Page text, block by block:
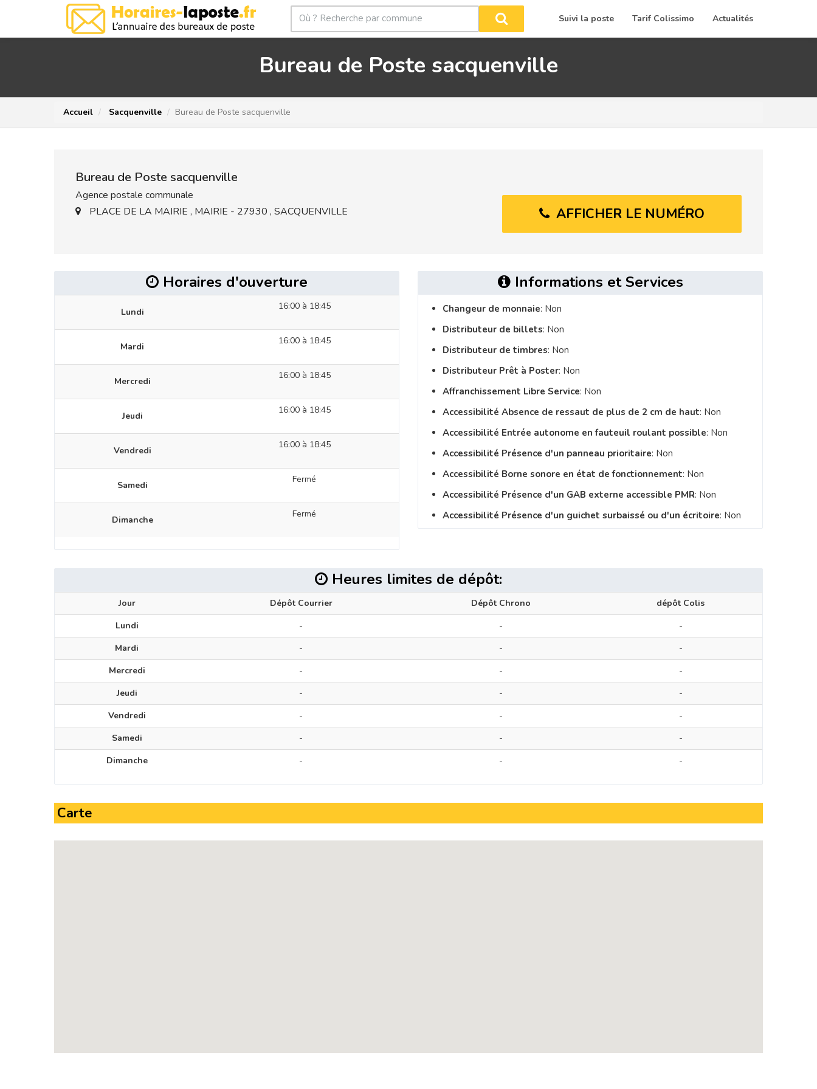
Suivi la poste Tarif Colissimo Actualités
Bureau de Poste sacquenville
Accueil Sacquenville Bureau de Poste sacquenville
Bureau de Poste sacquenville
Agence postale communale
PLACE DE LA MAIRIE , MAIRIE - 27930 , SACQUENVILLE
AFFICHER LE NUMÉRO
Horaires d'ouverture
Lundi
16:00 à 18:45
Mardi
16:00 à 18:45
Mercredi
16:00 à 18:45
Jeudi
16:00 à 18:45
Vendredi
16:00 à 18:45
Samedi
Fermé
Dimanche
Fermé
Informations et Services
Changeur de monnaie: Non
Distributeur de billets: Non
Distributeur de timbres: Non
Distributeur Prêt à Poster: Non
Affranchissement Libre Service: Non
Accessibilité Absence de ressaut de plus de 2 cm de haut: Non
Accessibilité Entrée autonome en fauteuil roulant possible: Non
Accessibilité Présence d'un panneau prioritaire: Non
Accessibilité Borne sonore en état de fonctionnement: Non
Accessibilité Présence d'un GAB externe accessible PMR: Non
Accessibilité Présence d'un guichet surbaissé ou d'un écritoire: Non
Heures limites de dépôt:
Jour Dépôt Courrier Dépôt Chrono
dépôt Colis
Lundi
- -
-
Mardi
- -
-
Mercredi
- -
-
Jeudi
- -
-
Vendredi
- -
-
Samedi
- -
-
Dimanche
- - -
Carte